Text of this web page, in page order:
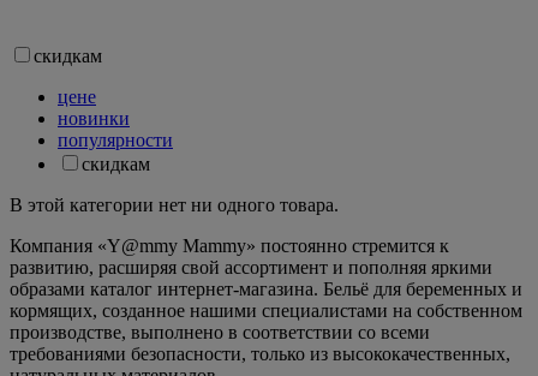
скидкам
цене
новинки
популярности
скидкам
В этой категории нет ни одного товара.
Компания «Y@mmy Mammy» постоянно стремится к
развитию, расширяя свой ассортимент и пополняя яркими
образами каталог интернет-магазина. Бельё для беременных и
кормящих, созданное нашими специалистами на собственном
производстве, выполнено в соответствии со всеми
требованиями безопасности, только из высококачественных,